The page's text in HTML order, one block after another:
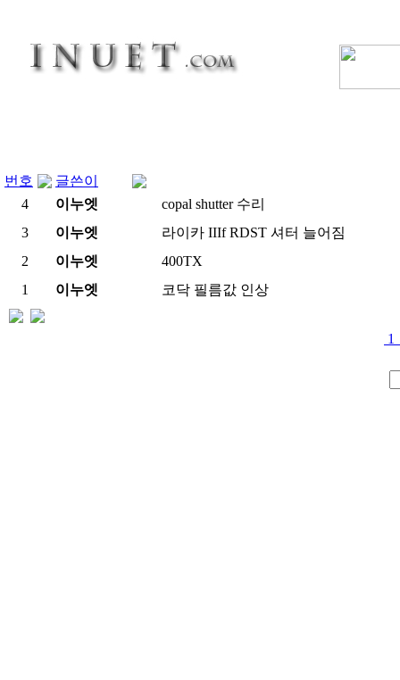
번호
글쓴이
4
이누엣
copal shutter 수리
3
이누엣
라이카 IIIf RDST 셔터 늘어짐
2
이누엣
400TX
1
이누엣 코닥 필름값 인상